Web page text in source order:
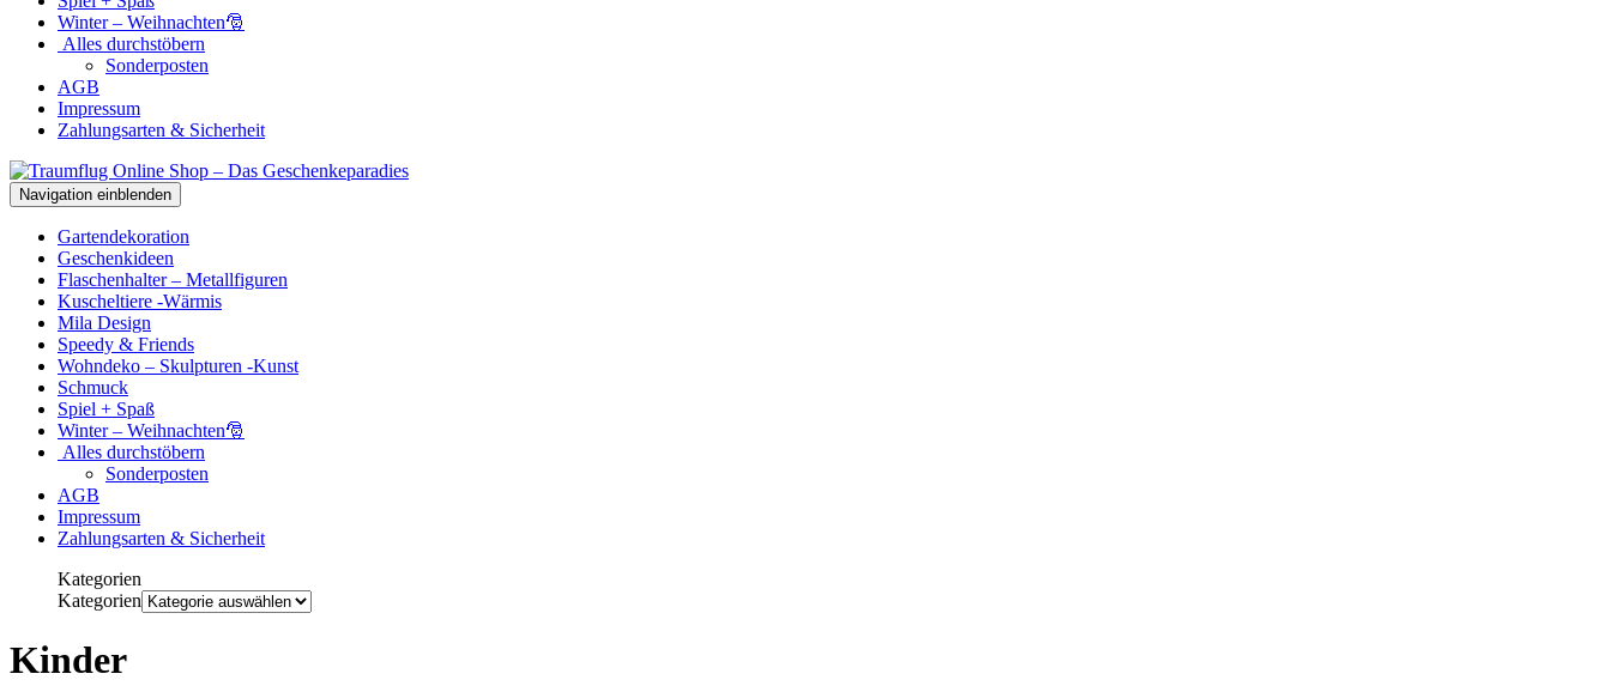
Winter – Weihnachten🎅
Alles durchstöbern
Sonderposten
AGB
Impressum
Zahlungsarten & Sicherheit
Navigation einblenden
Gartendekoration
Geschenkideen
Flaschenhalter – Metallfiguren
Kuscheltiere -Wärmis
Mila Design
Speedy & Friends
Wohndeko – Skulpturen -Kunst
Schmuck
Spiel + Spaß
Winter – Weihnachten🎅
Alles durchstöbern
Sonderposten
AGB
Impressum
Zahlungsarten & Sicherheit
Kategorien
Kategorien
Kinder